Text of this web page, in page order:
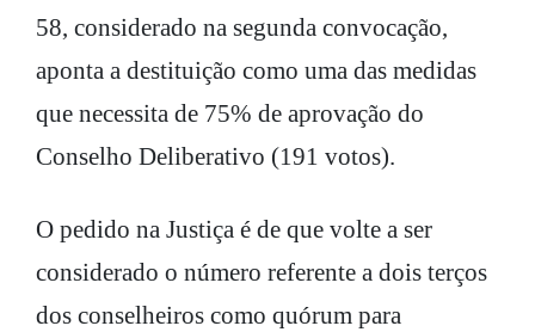
58, considerado na segunda convocação,
aponta a destituição como uma das medidas
que necessita de 75% de aprovação do
Conselho Deliberativo (191 votos).
O pedido na Justiça é de que volte a ser
considerado o número referente a dois terços
dos conselheiros como quórum para